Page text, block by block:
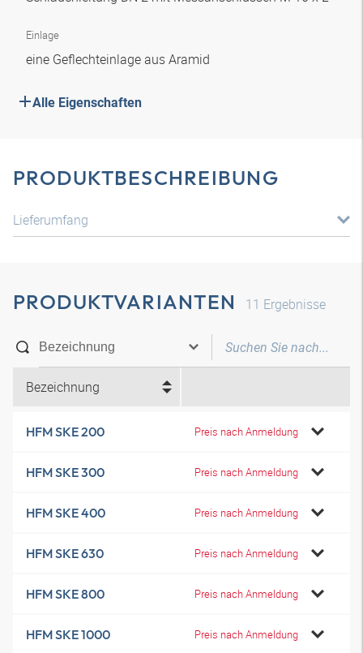
Einlage
eine Geflechteinlage aus Aramid
Alle Eigenschaften
PRODUKTBESCHREIBUNG
Lieferumfang
PRODUKTVARIANTEN 11 Ergebnisse
Bezeichnung
HFM SKE 200 Preis nach Anmeldung
HFM SKE 300 Preis nach Anmeldung
HFM SKE 400 Preis nach Anmeldung
HFM SKE 630 Preis nach Anmeldung
HFM SKE 800 Preis nach Anmeldung
HFM SKE 1000 Preis nach Anmeldung